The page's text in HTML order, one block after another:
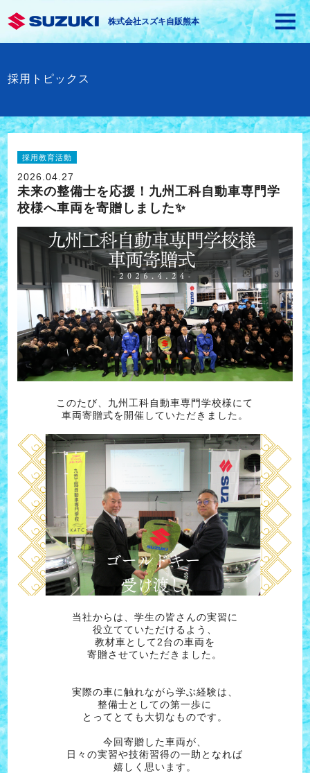
株式会社スズキ自販熊本
採用トピックス
採用教育活動
2026.04.27
未来の整備士を応援！九州工科自動車専門学
校様へ車両を寄贈しました✨
このたび、九州工科自動車専門学校様にて
車両寄贈式を開催していただきました。
当社からは、学生の皆さんの実習に
役立てていただけるよう、
教材車として2台の車両を
寄贈させていただきました。
実際の車に触れながら学ぶ経験は、
整備士としての第一歩に
とってとても大切なものです。
今回寄贈した車両が、
日々の実習や技術習得の一助となれば
嬉しく思います。